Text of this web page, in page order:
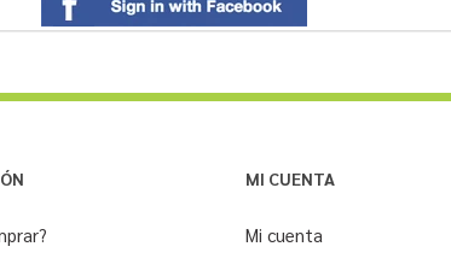
MI CUENTA
Mi cuenta